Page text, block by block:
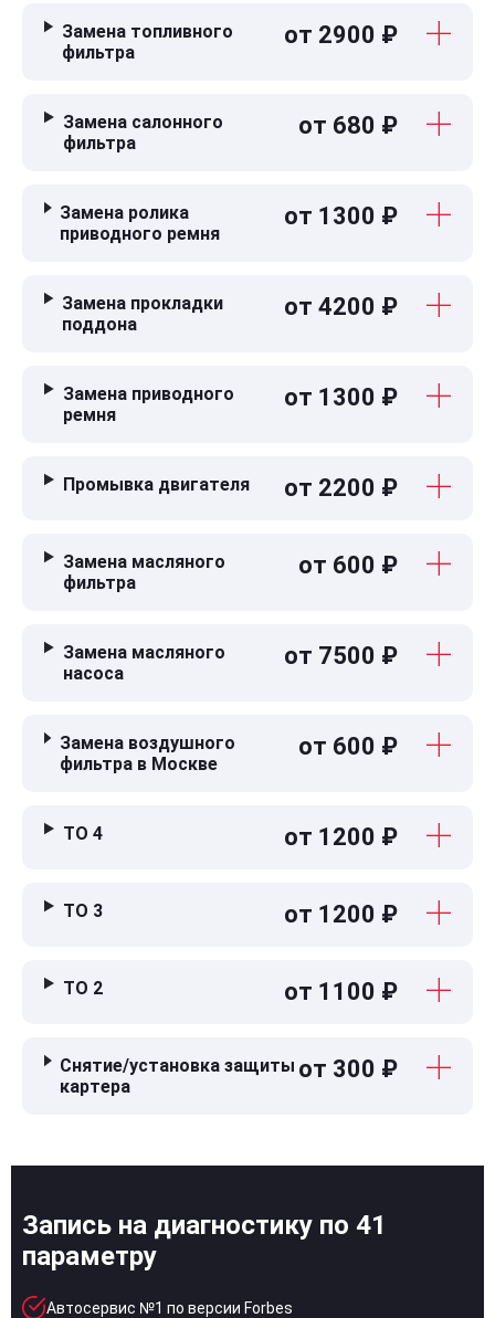
Замена топливного
фильтра
от 2900 ₽
Замена салонного
фильтра
от 680 ₽
Замена ролика
приводного ремня
от 1300 ₽
Замена прокладки
поддона
от 4200 ₽
Замена приводного
ремня
от 1300 ₽
Промывка двигателя от 2200 ₽
Замена масляного
фильтра
от 600 ₽
Замена масляного
насоса
от 7500 ₽
Замена воздушного
фильтра в Москве
от 600 ₽
ТО 4 от 1200 ₽
ТО 3 от 1200 ₽
ТО 2 от 1100 ₽
Снятие/установка защиты
картера
от 300 ₽
Запись на диагностику по 41
параметру
Автосервис №1 по версии Forbes